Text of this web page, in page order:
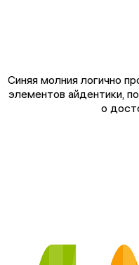
Синяя молния логично
элементов айдентики,
о